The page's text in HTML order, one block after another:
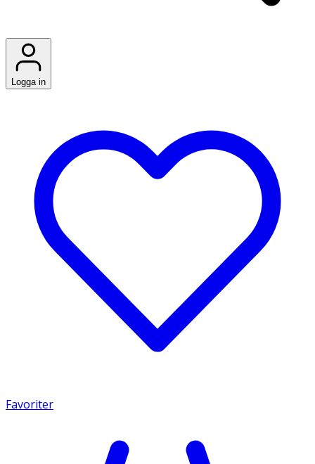
Logga in
Favoriter